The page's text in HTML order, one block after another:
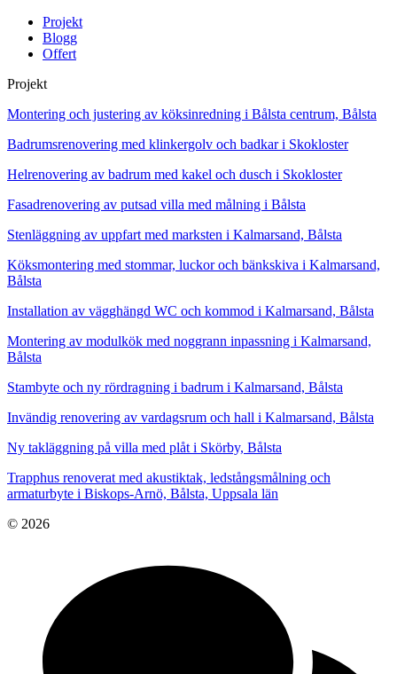
Projekt
Blogg
Offert
Projekt
Montering och justering av köksinredning i Bålsta centrum, Bålsta
Badrumsrenovering med klinkergolv och badkar i Skokloster
Helrenovering av badrum med kakel och dusch i Skokloster
Fasadrenovering av putsad villa med målning i Bålsta
Stenläggning av uppfart med marksten i Kalmarsand, Bålsta
Köksmontering med stommar, luckor och bänkskiva i Kalmarsand,
Bålsta
Installation av vägghängd WC och kommod i Kalmarsand, Bålsta
Montering av modulkök med noggrann inpassning i Kalmarsand,
Bålsta
Stambyte och ny rördragning i badrum i Kalmarsand, Bålsta
Invändig renovering av vardagsrum och hall i Kalmarsand, Bålsta
Ny takläggning på villa med plåt i Skörby, Bålsta
Trapphus renoverat med akustiktak, ledstångsmålning och
armaturbyte i Biskops-Arnö, Bålsta, Uppsala län
© 2026